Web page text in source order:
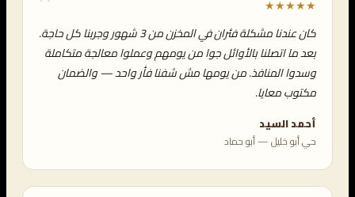
★★★★★
كان عندنا مشكلة فئران في المخزن من 3 شهور وجربنا كل حاجة.
بعد ما اتصلنا بالأوائل جوا من يومهم وعملوا معالجة متكاملة
وسدوا المنافذ. من يومها مش شفنا فأر واحد — والضمان
مكتوب معايا.
أحمد السيد
حي أبو خليل — أبو حماد